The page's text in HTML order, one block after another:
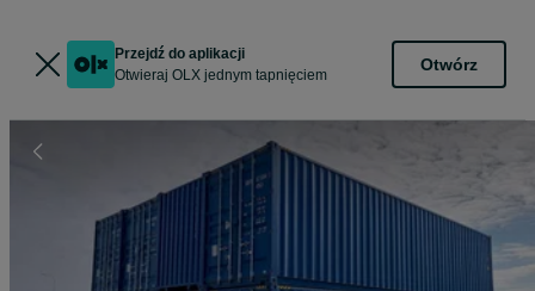
Przejdź do aplikacji
Otwieraj OLX jednym tapnięciem
Otwórz